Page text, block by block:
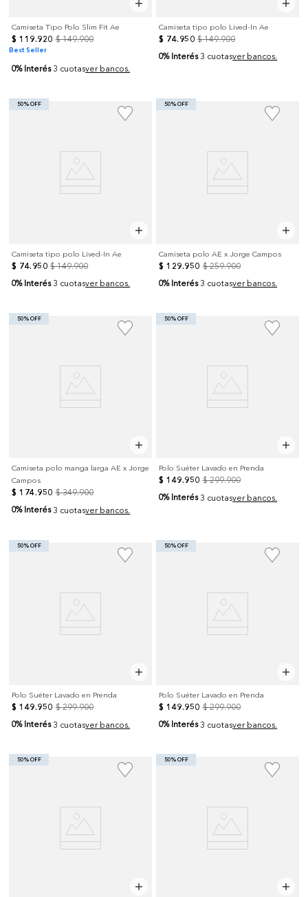
Camiseta Tipo Polo Slim Fit Ae
$ 119.920 $ 149.900
Best Seller
0% Interés 3 cuotasver bancos.
Camiseta tipo polo Lived-In Ae
$ 74. 950 $ 149.900
0% Interés 3 cuotasver bancos.
50% OFF
Camiseta tipo polo Lived-In Ae
$ 74. 950 $ 149.900
0% Interés 3 cuotasver bancos.
50% OFF
Camiseta polo AE x Jorge Campos
$ 129.950 $ 259.900
0% Interés 3 cuotasver bancos.
50% OFF
Camiseta polo manga larga AE x Jorge
Campos
$ 174.950 $ 349.900
0% Interés 3 cuotasver bancos.
50% OFF
Polo Suéter Lavado en Prenda
$ 149.950 $ 299.900
0% Interés 3 cuotasver bancos.
50% OFF
Polo Suéter Lavado en Prenda
$ 149.950 $ 299.900
0% Interés 3 cuotasver bancos.
50% OFF
Polo Suéter Lavado en Prenda
$ 149.950 $ 299.900
0% Interés 3 cuotasver bancos.
50% OFF 50% OFF